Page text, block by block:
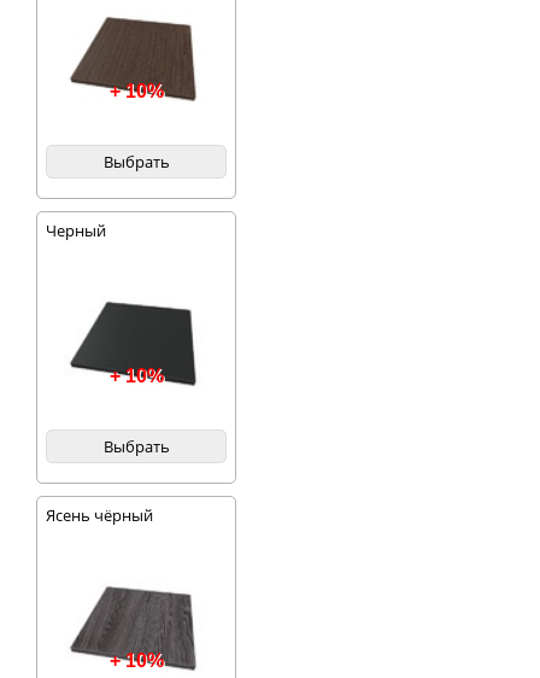
+ 10%
Выбрать
Черный
+ 10%
Выбрать
Ясень чёрный
+ 10%